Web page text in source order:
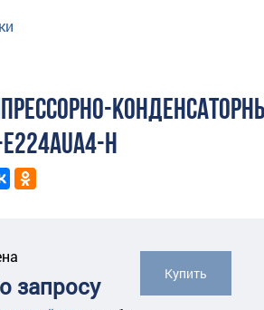
E224AUA4-H
запросу Купить